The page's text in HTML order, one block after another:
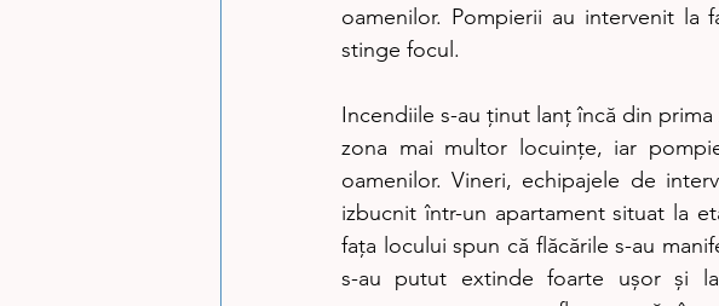
oamenilor. Pompierii au intervenit
stinge focul.
Incendiile s-au ținut lanț încă din
zona mai multor locuințe, iar
oamenilor. Vineri, echipajele de
izbucnit într-un apartament situat la
fața locului spun că flăcările s-au
s-au putut extinde foarte ușor și